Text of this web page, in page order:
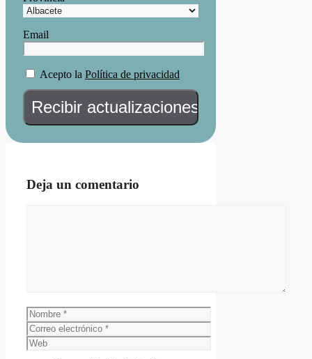
Email
Acepto la Política de privacidad
Deja un comentario
Nombre
Correo
electrónico
Web